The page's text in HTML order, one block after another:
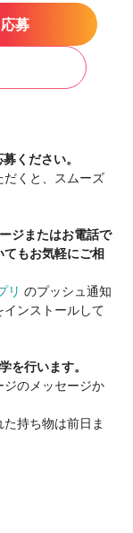
出産等、復帰で
は「スタッフ一
ト面16パーソナ
です、まずは雰
ください。
応募
ください。
くと、スムーズ
ジまたはお電話で
もお気軽にご相
リ のプッシュ通知
ンストールして
を行います。
のメッセージか
持ち物は前日ま